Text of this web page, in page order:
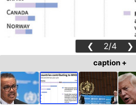
❮ 2/4 ❯
caption +